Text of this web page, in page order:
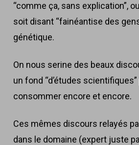
“comme ça, sans explication”,
soit disant “fainéantise des
génétique.
On nous serine des beaux
un fond “d’études
consommer encore et encore.
Ces mêmes discours relayés
dans le domaine (expert juste